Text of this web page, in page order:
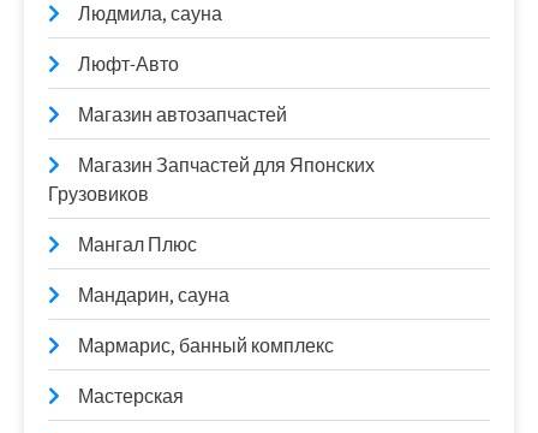
Людмила, сауна
Люфт-Авто
Магазин автозапчастей
Магазин Запчастей для Японских
Грузовиков
Мангал Плюс
Мандарин, сауна
Мармарис, банный комплекс
Мастерская